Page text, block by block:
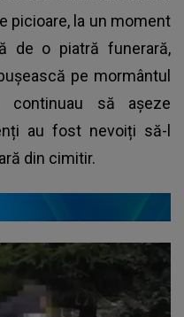
picioare, la un moment
de o piatră funerară,
pe mormântul
să așeze
au fost nevoiți să-l
din cimitir.